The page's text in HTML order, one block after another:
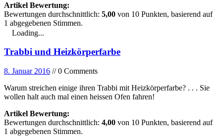
Artikel Bewertung:
Bewertungen durchschnittlich: 5,00 von 10 Punkten, basierend auf
1 abgegebenen Stimmen.
Loading...
Trabbi und Heizkörperfarbe
8. Januar 2016 // 0 Comments
Warum streichen einige ihren Trabbi mit Heizkörperfarbe? . . . Sie
wollen halt auch mal einen heissen Ofen fahren!
Artikel Bewertung:
Bewertungen durchschnittlich: 4,00 von 10 Punkten, basierend auf
1 abgegebenen Stimmen.